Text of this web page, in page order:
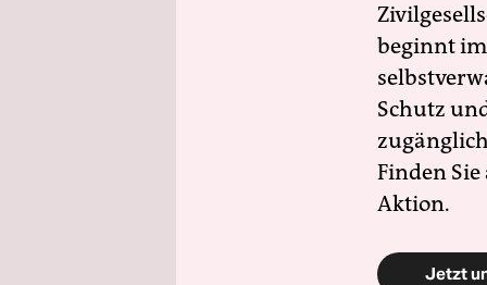
beginnt
Schutz
Finden
Aktion.
Jetzt